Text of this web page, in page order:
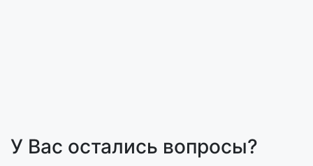
У Вас остались вопросы?